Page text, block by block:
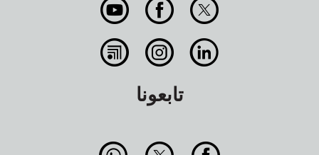
تابعونا